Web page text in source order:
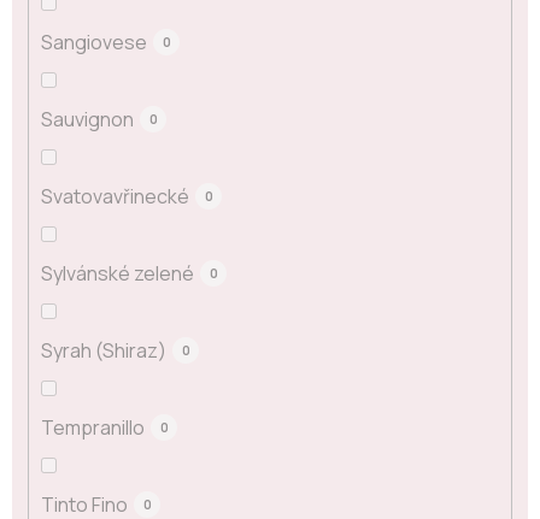
Sangiovese 0
Sauvignon 0
Svatovavřinecké 0
Sylvánské zelené 0
Syrah (Shiraz) 0
Tempranillo 0
Tinto Fino 0